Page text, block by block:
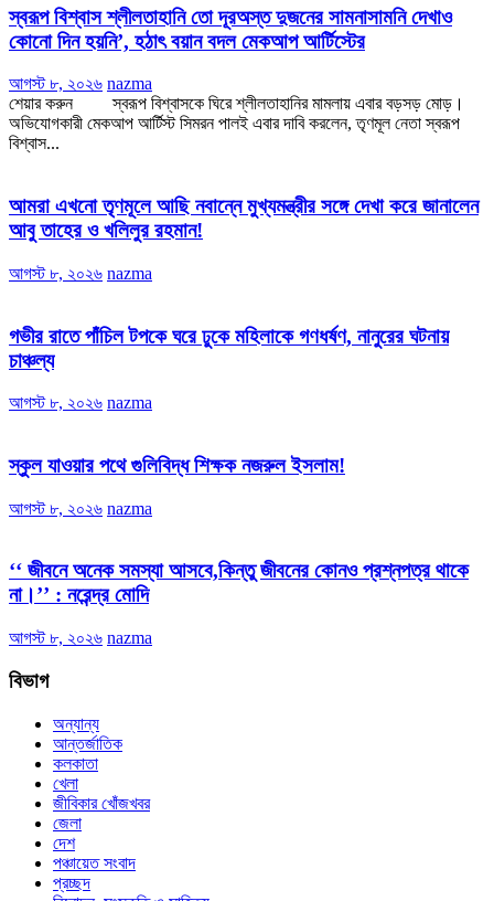
স্বরূপ বিশ্বাস শ্লীলতাহানি তো দূরঅস্ত দুজনের সামনাসামনি দেখাও
কোনো দিন হয়নি’, হঠাৎ বয়ান বদল মেকআপ আর্টিস্টের
আগস্ট ৮, ২০২৬ nazma
শেয়ার করুন স্বরূপ বিশ্বাসকে ঘিরে শ্লীলতাহানির মামলায় এবার বড়সড় মোড়।
অভিযোগকারী মেকআপ আর্টিস্ট সিমরন পালই এবার দাবি করলেন, তৃণমূল নেতা স্বরূপ
বিশ্বাস...
আমরা এখনো তৃণমূলে আছি নবান্নে মুখ্যমন্ত্রীর সঙ্গে দেখা করে জানালেন
আবু তাহের ও খলিলুর রহমান!
আগস্ট ৮, ২০২৬ nazma
গভীর রাতে পাঁচিল টপকে ঘরে ঢুকে মহিলাকে গণধর্ষণ, নানুরের ঘটনায়
চাঞ্চল্য
আগস্ট ৮, ২০২৬ nazma
স্কুল যাওয়ার পথে গুলিবিদ্ধ শিক্ষক নজরুল ইসলাম!
আগস্ট ৮, ২০২৬ nazma
‘‘ জীবনে অনেক সমস্যা আসবে,কিন্তু জীবনের কোনও প্রশ্নপত্র থাকে
না।’’ : নরেন্দ্র মোদি
আগস্ট ৮, ২০২৬ nazma
বিভাগ
অন্যান্য
আন্তর্জাতিক
কলকাতা
খেলা
জীবিকার খোঁজখবর
জেলা
দেশ
পঞ্চায়েত সংবাদ
প্রচ্ছদ